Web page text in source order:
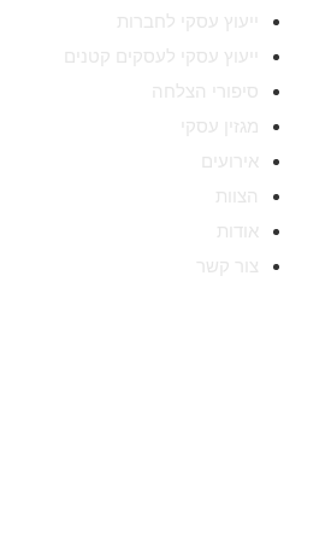
ייעוץ עסקי לחברות
ייעוץ עסקי לעסקים קטנים
סיפורי הצלחה
מגזין עסקי
אירועים
הצוות
אודות
צור קשר